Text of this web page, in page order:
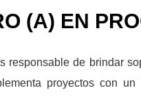
(A) EN
responsable de brindar
proyectos con